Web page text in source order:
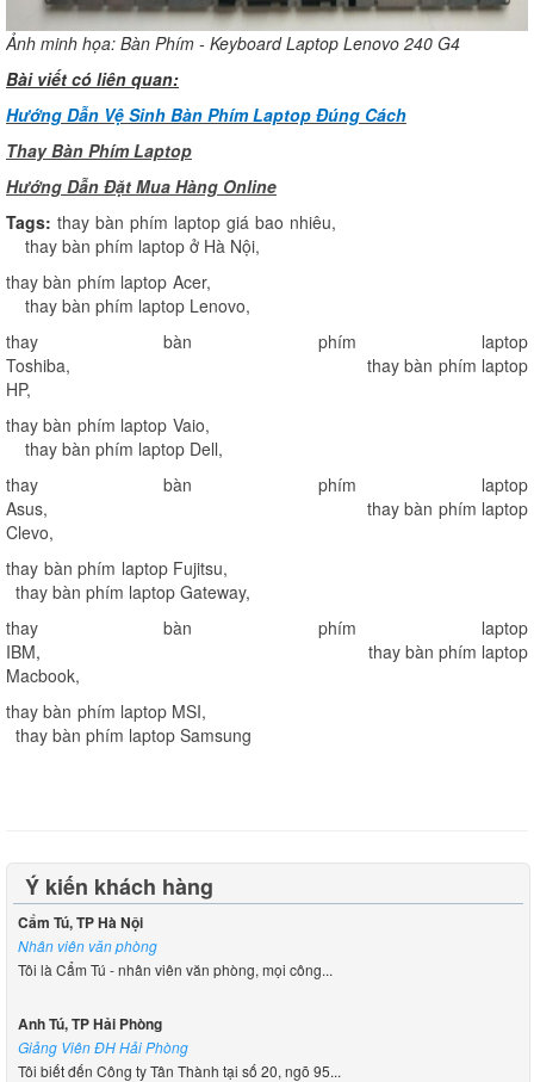
Ảnh minh họa: Bàn Phím - Keyboard Laptop Lenovo 240 G4
Bài viết có liên quan:
Hướng Dẫn Vệ Sinh Bàn Phím Laptop Đúng Cách
Thay Bàn Phím Laptop
Hướng Dẫn Đặt Mua Hàng Online
Tags: thay bàn phím laptop giá bao nhiêu,
thay bàn phím laptop ở Hà Nội,
thay bàn phím laptop Acer,
thay bàn phím laptop Lenovo,
thay bàn phím laptop
Toshiba,
thay bàn phím laptop
HP,
thay bàn phím laptop Vaio,
thay bàn phím laptop Dell,
thay bàn phím laptop
Asus,
thay bàn phím laptop
Clevo,
thay bàn phím laptop Fujitsu,
thay bàn phím laptop Gateway,
thay bàn phím laptop
IBM, thay bàn phím laptop
Macbook,
thay bàn phím laptop MSI,
thay bàn phím laptop Samsung
Ý kiến khách hàng
Cẩm Tú, TP Hà Nội
Nhân viên văn phòng
Tôi là Cẩm Tú - nhân viên văn phòng, mọi công...
Anh Tú, TP Hải Phòng
Giảng Viên ĐH Hải Phòng
Tôi biết đến Công ty Tân Thành tại số 20, ngõ 95...